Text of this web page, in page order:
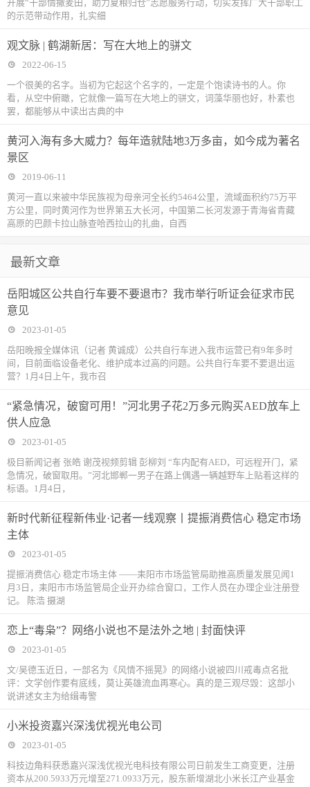
开展“干部情撒麦田，助力夏粮归仓”志愿服务行动，切实发挥广大干部职工
的示范带动作用，扎实细
观文脉 | 鹤湖新居：写在大地上的骈文
2022-06-15
一个很美的名字。当初为它起这个名字的，一定是个饱读诗书的人。你
看，从空中俯瞰，它就像一篇写在大地上的骈文，词藻华丽也好，朴素也
罢，都能够从中读出古典的中
黄河入海有多大威力？每年造就陆地3万多亩，如今成为著名
景区
2019-06-11
黄河一直以来被中华民族视为母亲河全长约5464公里，流域面积约75万平
方公里，同时黄河作为世界第五大长河，中国第二长河发源于青海省青藏
高原的巴颜卡拉山脉查哈西拉山的扎曲，自西
最新文章
岳阳城区公共自行车要不要退市？我市举行听证会征求市民
意见
2023-01-05
岳阳晚报全媒体讯（记者 黄诚成）公共自行车进入我市运营已有9年多时
间，目前面临设备老化、维护成本过高的问题。公共自行车要不要退出运
营？1月4日上午，我市召
“紧急情况，破窗可用！”河北男子花2万多元购买AED放车上
供人应急
2023-01-05
极目新闻记者 张皓 谢茂视频剪辑 彭柳刘 “车内配有AED，可远程开门，紧
急情况，破窗取用。”河北邯郸一男子在路上偶遇一辆越野车上贴着这样的
标语。1月4日，
新时代新征程新伟业·记者一线观察丨提振消费信心 稳定市场
主体
2023-01-05
提振消费信心 稳定市场主体 ——耒阳市市场监管局助推高质量发展见闻1
月3日，耒阳市市场监管局企业开办综合窗口，工作人员在办理企业注册登
记。 陈浩 摄湖
恋上“毒枭”？网络小说也不是法外之地 | 封面快评
2023-01-05
文/吴德玉近日，一部名为《风情不摇晃》的网络小说被四川戒毒点名批
评：文学创作要有底线，莫让英雄流血再寒心。真的是三观尽毁：这部小
说讲述女主为给缉毒警
小米投资嘉兴深浅优视光电公司
2023-01-05
科技边角料获悉嘉兴深浅优视光电科技有限公司日前发生工商变更，注册
资本从200.5933万元增至271.0933万元，股东新增湖北小米长江产业基金